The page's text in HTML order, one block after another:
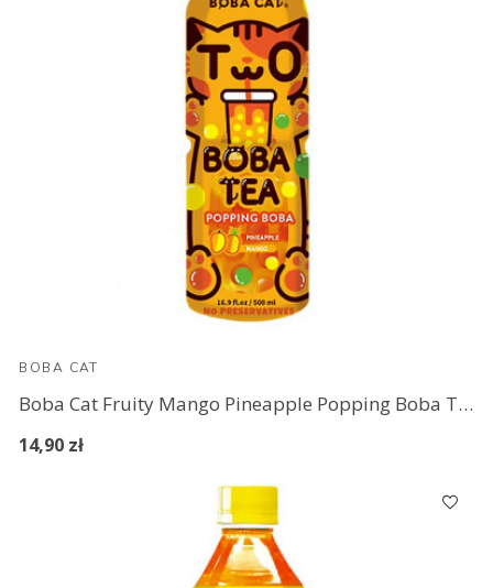
BOBA CAT
Boba Cat Fruity Mango Pineapple Popping Boba Tea 500 ml
14,90 zł